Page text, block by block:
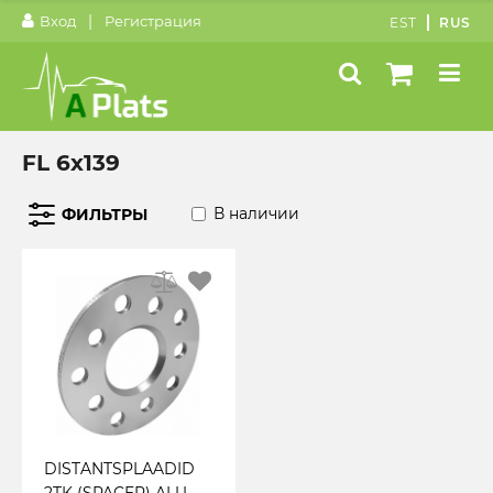
Вход | Регистрация EST RUS
FL 6x139
ФИЛЬТРЫ В наличии
DISTANTSPLAADID